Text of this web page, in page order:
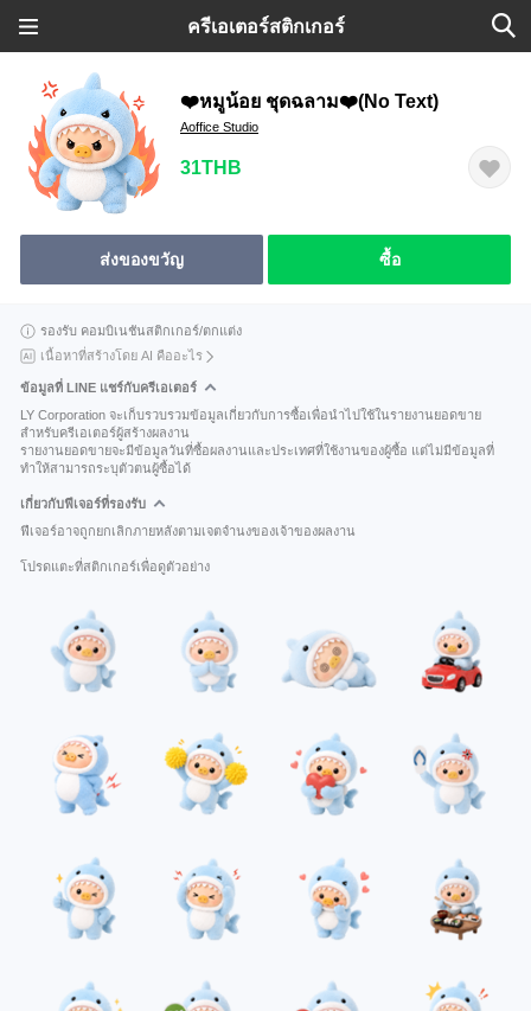
ครีเอเตอร์สติกเกอร์
❤️หมูน้อย ชุดฉลาม❤️(No Text)
Aoffice Studio
31THB
ส่งของขวัญ ซื้อ
รองรับ คอมบิเนชันสติกเกอร์/ตกแต่ง
เนื้อหาที่สร้างโดย AI คืออะไร
ข้อมูลที่ LINE แชร์กับครีเอเตอร์
LY Corporation จะเก็บรวบรวมข้อมูลเกี่ยวกับการซื้อเพื่อนำไปใช้ในรายงานยอดขาย
สำหรับครีเอเตอร์ผู้สร้างผลงาน
รายงานยอดขายจะมีข้อมูลวันที่ซื้อผลงานและประเทศที่ใช้งานของผู้ซื้อ แต่ไม่มีข้อมูลที่
ทำให้สามารถระบุตัวตนผู้ซื้อได้
เกี่ยวกับฟีเจอร์ที่รองรับ
ฟีเจอร์อาจถูกยกเลิกภายหลังตามเจตจำนงของเจ้าของผลงาน
โปรดแตะที่สติกเกอร์เพื่อดูตัวอย่าง